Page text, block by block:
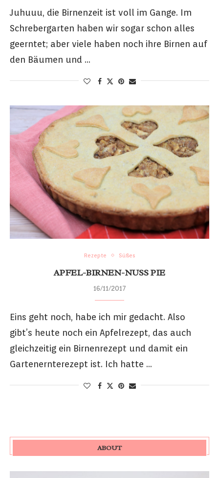
Juhuuu, die Birnenzeit ist voll im Gange. Im
Schrebergarten haben wir sogar schon alles
geerntet; aber viele haben noch ihre Birnen auf
den Bäumen und …
Rezepte Süßes
APFEL-BIRNEN-NUSS PIE
16/11/2017
Eins geht noch, habe ich mir gedacht. Also
gibt’s heute noch ein Apfelrezept, das auch
gleichzeitig ein Birnenrezept und damit ein
Gartenernterezept ist. Ich hatte …
ABOUT